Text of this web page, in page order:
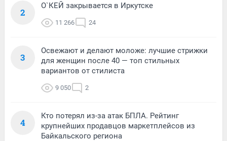
2
О`КЕЙ закрывается в Иркутске
11 266 24
3
Освежают и делают моложе: лучшие стрижки
для женщин после 40 — топ стильных
вариантов от стилиста
9 050 2
4
Кто потерял из-за атак БПЛА. Рейтинг
крупнейших продавцов маркетплейсов из
Байкальского региона